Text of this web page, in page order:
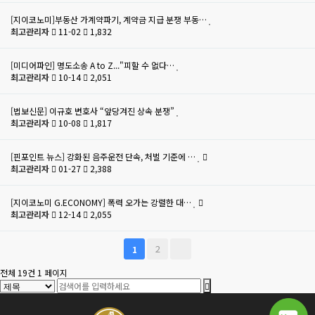
[지이코노미]부동산 가계약파기, 계약금 지급 분쟁 부동…
최고관리자
11-02 1,832
[미디어파인] 명도소송 A to Z..."피할 수 없다…
최고관리자
10-14 2,051
[법보신문] 이규호 변호사 “앞당겨진 상속 분쟁”
최고관리자
10-08 1,817
[핀포인트 뉴스] 강화된 음주운전 단속, 처벌 기준에 …
최고관리자
01-27 2,388
[지이코노미 G.ECONOMY] 폭력 오가는 강렬한 대…
최고관리자
12-14 2,055
1 2
전체 19건 1 페이지